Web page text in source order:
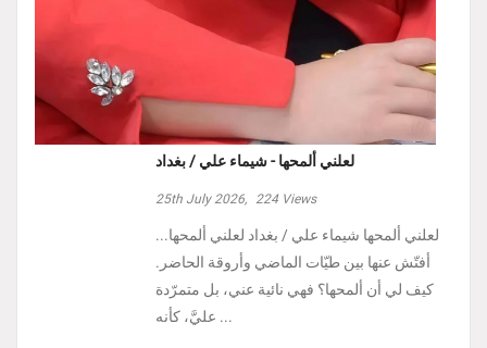
لعلني ألمحها - شيماء علي / بغداد
25th July 2026, 224Views
لعلني ألمحها شيماء علي / بغداد لعلني ألمحها...
أفتّش عنها بين طيّات الماضي وأروقة الحاضر.
كيف لي أن ألمحها؟ فهي نائية عني، بل متمرّدة
عليَّ، كأنه ...